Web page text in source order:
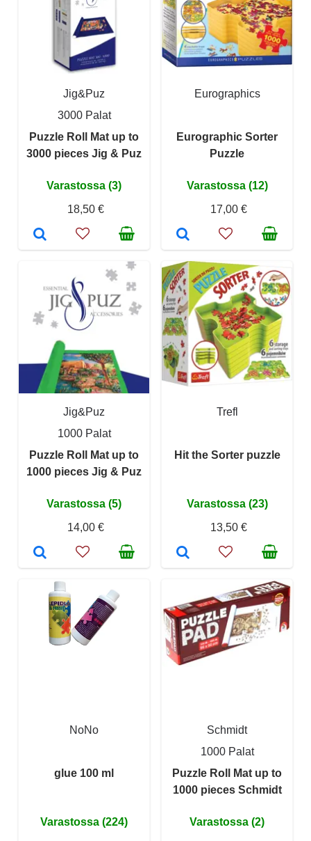
Jig&Puz
3000 Palat
Puzzle Roll Mat up to
3000 pieces Jig & Puz
Varastossa (3)
18,50 €
Eurographics
Eurographic Sorter
Puzzle
Varastossa (12)
17,00 €
Jig&Puz
1000 Palat
Puzzle Roll Mat up to
1000 pieces Jig & Puz
Varastossa (5)
14,00 €
Trefl
Hit the Sorter puzzle
Varastossa (23)
13,50 €
NoNo
glue 100 ml
Varastossa (224)
Schmidt
1000 Palat
Puzzle Roll Mat up to
1000 pieces Schmidt
Varastossa (2)